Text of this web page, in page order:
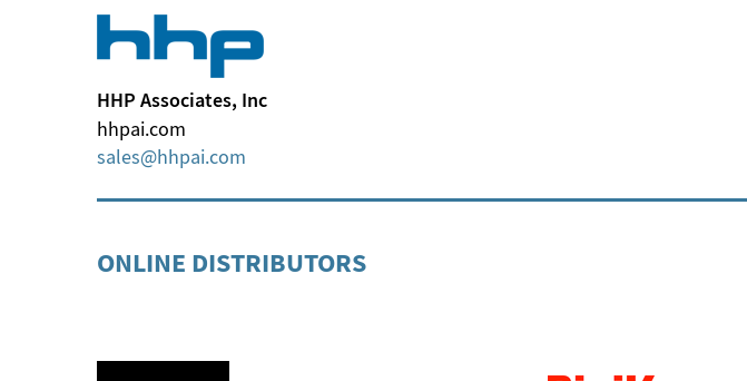
HHP Associates, Inc
hhpai.com
sales
hhpaicom
ONLINE DISTRIBUTORS